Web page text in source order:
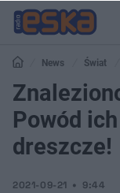
News Świat
przyprawia o dreszcze!
Powód
dreszcze!
2021-09-21 9:44